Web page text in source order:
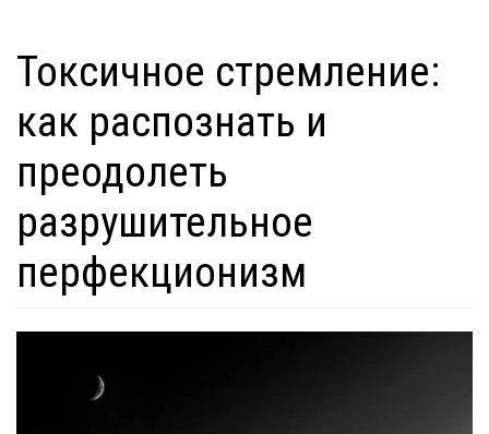
Токсичное стремление:
как распознать и
преодолеть
разрушительное
перфекционизм